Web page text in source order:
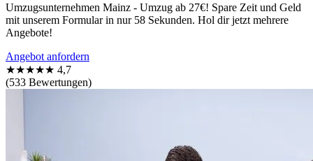
Umzugsunternehmen Mainz - Umzug ab 27€! Spare Zeit und Geld
mit unserem Formular in nur 58 Sekunden. Hol dir jetzt mehrere
Angebote!
Angebot anfordern
★★★★★ 4,7
(533 Bewertungen)